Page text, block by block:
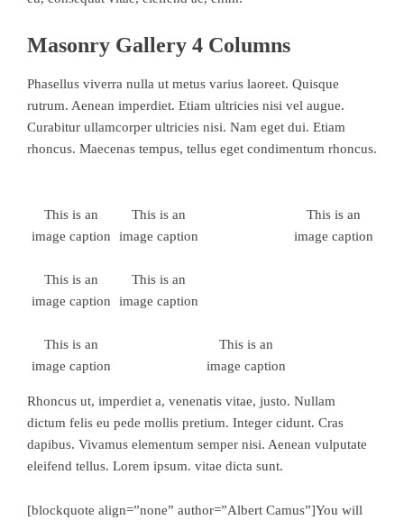
Masonry Gallery 4 Columns
Phasellus viverra nulla ut metus varius laoreet. Quisque
rutrum. Aenean imperdiet. Etiam ultricies nisi vel augue.
Curabitur ullamcorper ultricies nisi. Nam eget dui. Etiam
rhoncus. Maecenas tempus, tellus eget condimentum rhoncus.
This is an
image caption
This is an
image caption
This is an
image caption
This is an
image caption
This is an
image caption
This is an
image caption
This is an
image caption
Rhoncus ut, imperdiet a, venenatis vitae, justo. Nullam
dictum felis eu pede mollis pretium. Integer cidunt. Cras
dapibus. Vivamus elementum semper nisi. Aenean vulputate
eleifend tellus. Lorem ipsum. vitae dicta sunt.
[blockquote align=”none” author=”Albert Camus”]You will